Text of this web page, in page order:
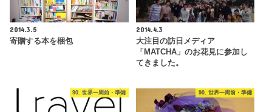
2014.3.5
寄贈する本を梱包
2014.4.3
大注目の訪日メディア
「MATCHA」のお花見に参加し
てきました。
90. 世界一周前・準備 90. 世界一周前・準備